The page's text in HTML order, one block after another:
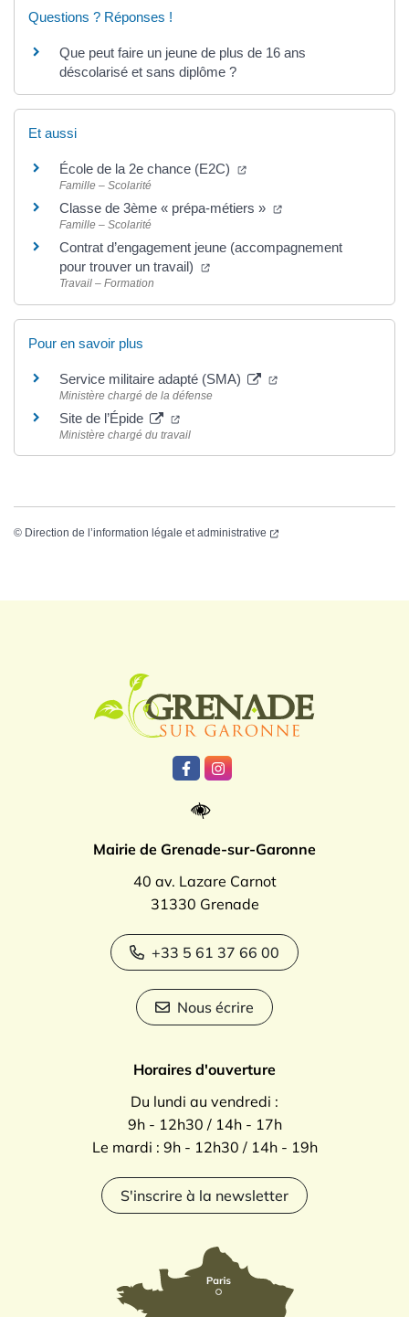
Questions ? Réponses !
Que peut faire un jeune de plus de 16 ans
déscolarisé et sans diplôme ?
Et aussi
École de la 2e chance (E2C)
Famille – Scolarité
Classe de 3ème « prépa-métiers »
Famille – Scolarité
Contrat d’engagement jeune (accompagnement
pour trouver un travail)
Travail – Formation
Pour en savoir plus
Service militaire adapté (SMA)
Ministère chargé de la défense
Site de l’Épide
Ministère chargé du travail
© Direction de l’information légale et administrative
Lien vers le compte Facebook
Lien vers le compte
Mairie de Grenade-sur-Garonne
40 av. Lazare Carnot
31330 Grenade
+33 5 61 37 66 00
Nous écrire
Horaires d'ouverture
Du lundi au vendredi :
9h - 12h30 / 14h - 17h
Le mardi : 9h - 12h30 / 14h - 19h
S'inscrire à la newsletter